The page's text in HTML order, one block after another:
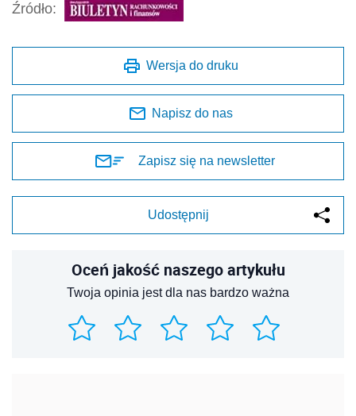
Źródło:
Wersja do druku
Napisz do nas
Zapisz się na newsletter
Udostępnij
Oceń jakość naszego artykułu
Twoja opinia jest dla nas bardzo ważna